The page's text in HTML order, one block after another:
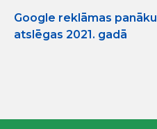
Google reklāmas
atslēgas 2021. gadā